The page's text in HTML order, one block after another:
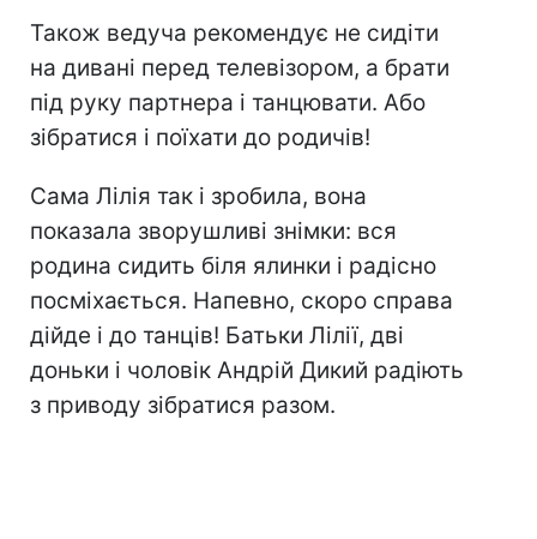
Також ведуча рекомендує не сидіти
на дивані перед телевізором, а брати
під руку партнера і танцювати. Або
зібратися і поїхати до родичів!
Сама Лілія так і зробила, вона
показала зворушливі знімки: вся
родина сидить біля ялинки і радісно
посміхається. Напевно, скоро справа
дійде і до танців! Батьки Лілії, дві
доньки і чоловік Андрій Дикий радіють
з приводу зібратися разом.